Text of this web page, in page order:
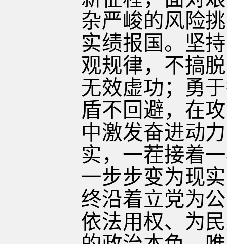
杂严峻的风险
实绩报国。坚
观规律，不搞
无效虚功；勇
盾不回避，在
中激发奋进动
实，一茬接着
一步步变为现
终沿着立党为
依法用权、为